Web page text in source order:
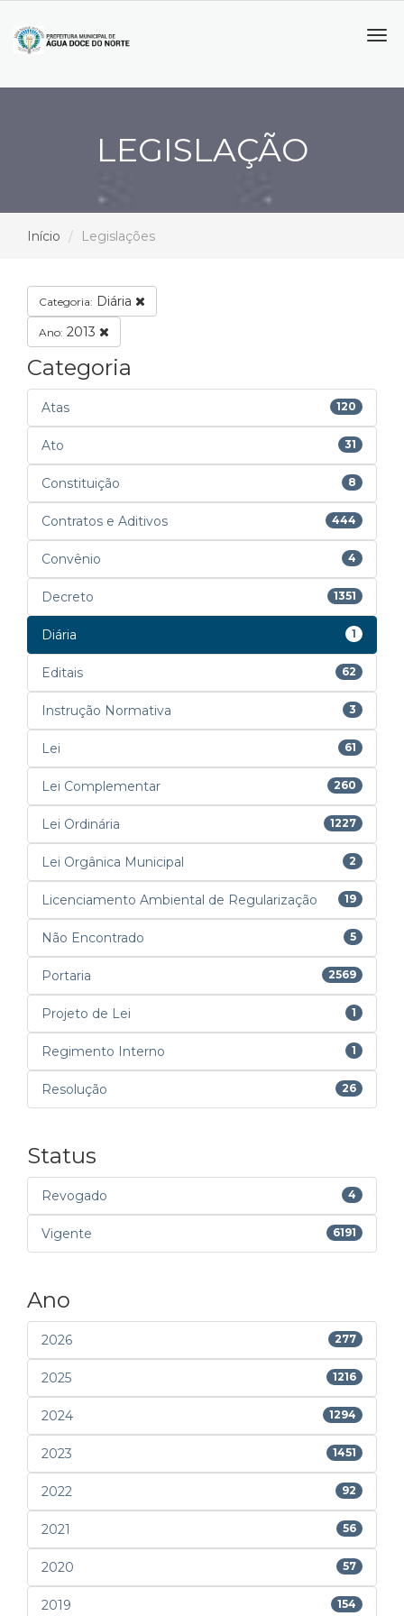
LEGISLAÇÃO
Início Legislações
Categoria: Diária
Ano: 2013
Categoria
Atas 120
Ato 31
Constituição 8
Contratos e Aditivos 444
Convênio 4
Decreto 1351
Diária 1
Editais 62
Instrução Normativa 3
Lei 61
Lei Complementar 260
Lei Ordinária 1227
Lei Orgânica Municipal 2
Licenciamento Ambiental de Regularização 19
Não Encontrado 5
Portaria 2569
Projeto de Lei 1
Regimento Interno 1
Resolução 26
Status
Revogado 4
Vigente 6191
Ano
2026 277
2025 1216
2024 1294
2023 1451
2022 92
2021 56
2020 57
2019 154